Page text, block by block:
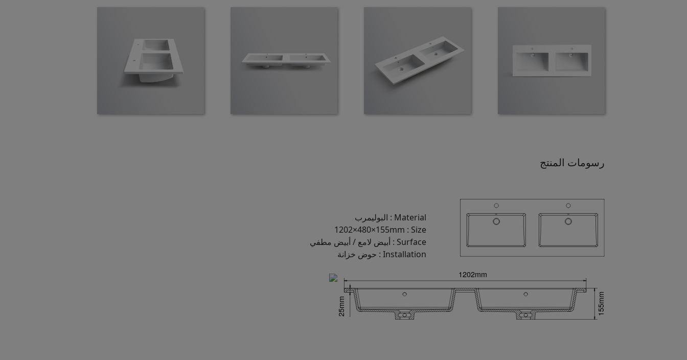
رسومات المنتج
Material
: البوليمرب
Size
:
1202×480×155mm
Surface
: أبيض لامع / أبيض مطفي
Installation
: حوض خزانة